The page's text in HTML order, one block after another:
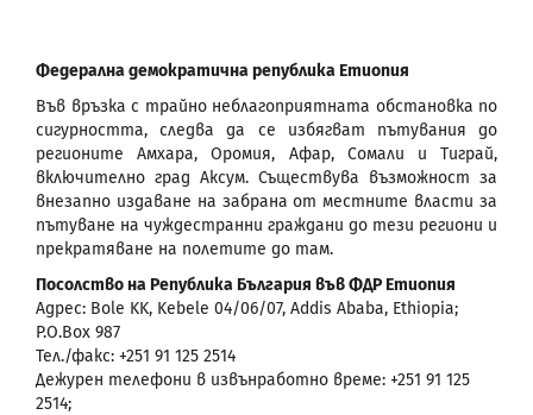
Федерална демократична република Етиопия
Във връзка с трайно неблагоприятната обстановка по
сигурността, следва да се избягват пътувания до
регионите Амхара, Оромия, Афар, Сомали и Тиграй,
включително град Аксум. Съществува възможност за
внезапно издаване на забрана от местните власти за
пътуване на чуждестранни граждани до тези региони и
прекратяване на полетите до там.
Посолство на Република България във ФДР Етиопия
Адрес: Bole KK, Kebele 04/06/07, Addis Ababa, Ethiopia;
P.O.Box 987
Тел./факс: +251 91 125 2514
Дежурен телефони в извънработно време: +251 91 125
2514;